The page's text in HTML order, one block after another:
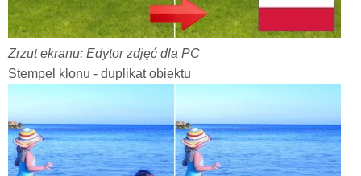
Zrzut ekranu: Edytor zdjęć dla PC
Stempel klonu - duplikat obiektu